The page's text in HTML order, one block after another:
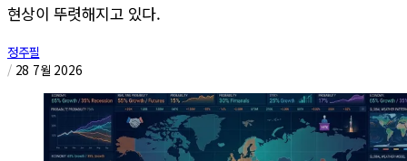
현상이 뚜렷해지고 있다.
정주필
/ 28 7월 2026